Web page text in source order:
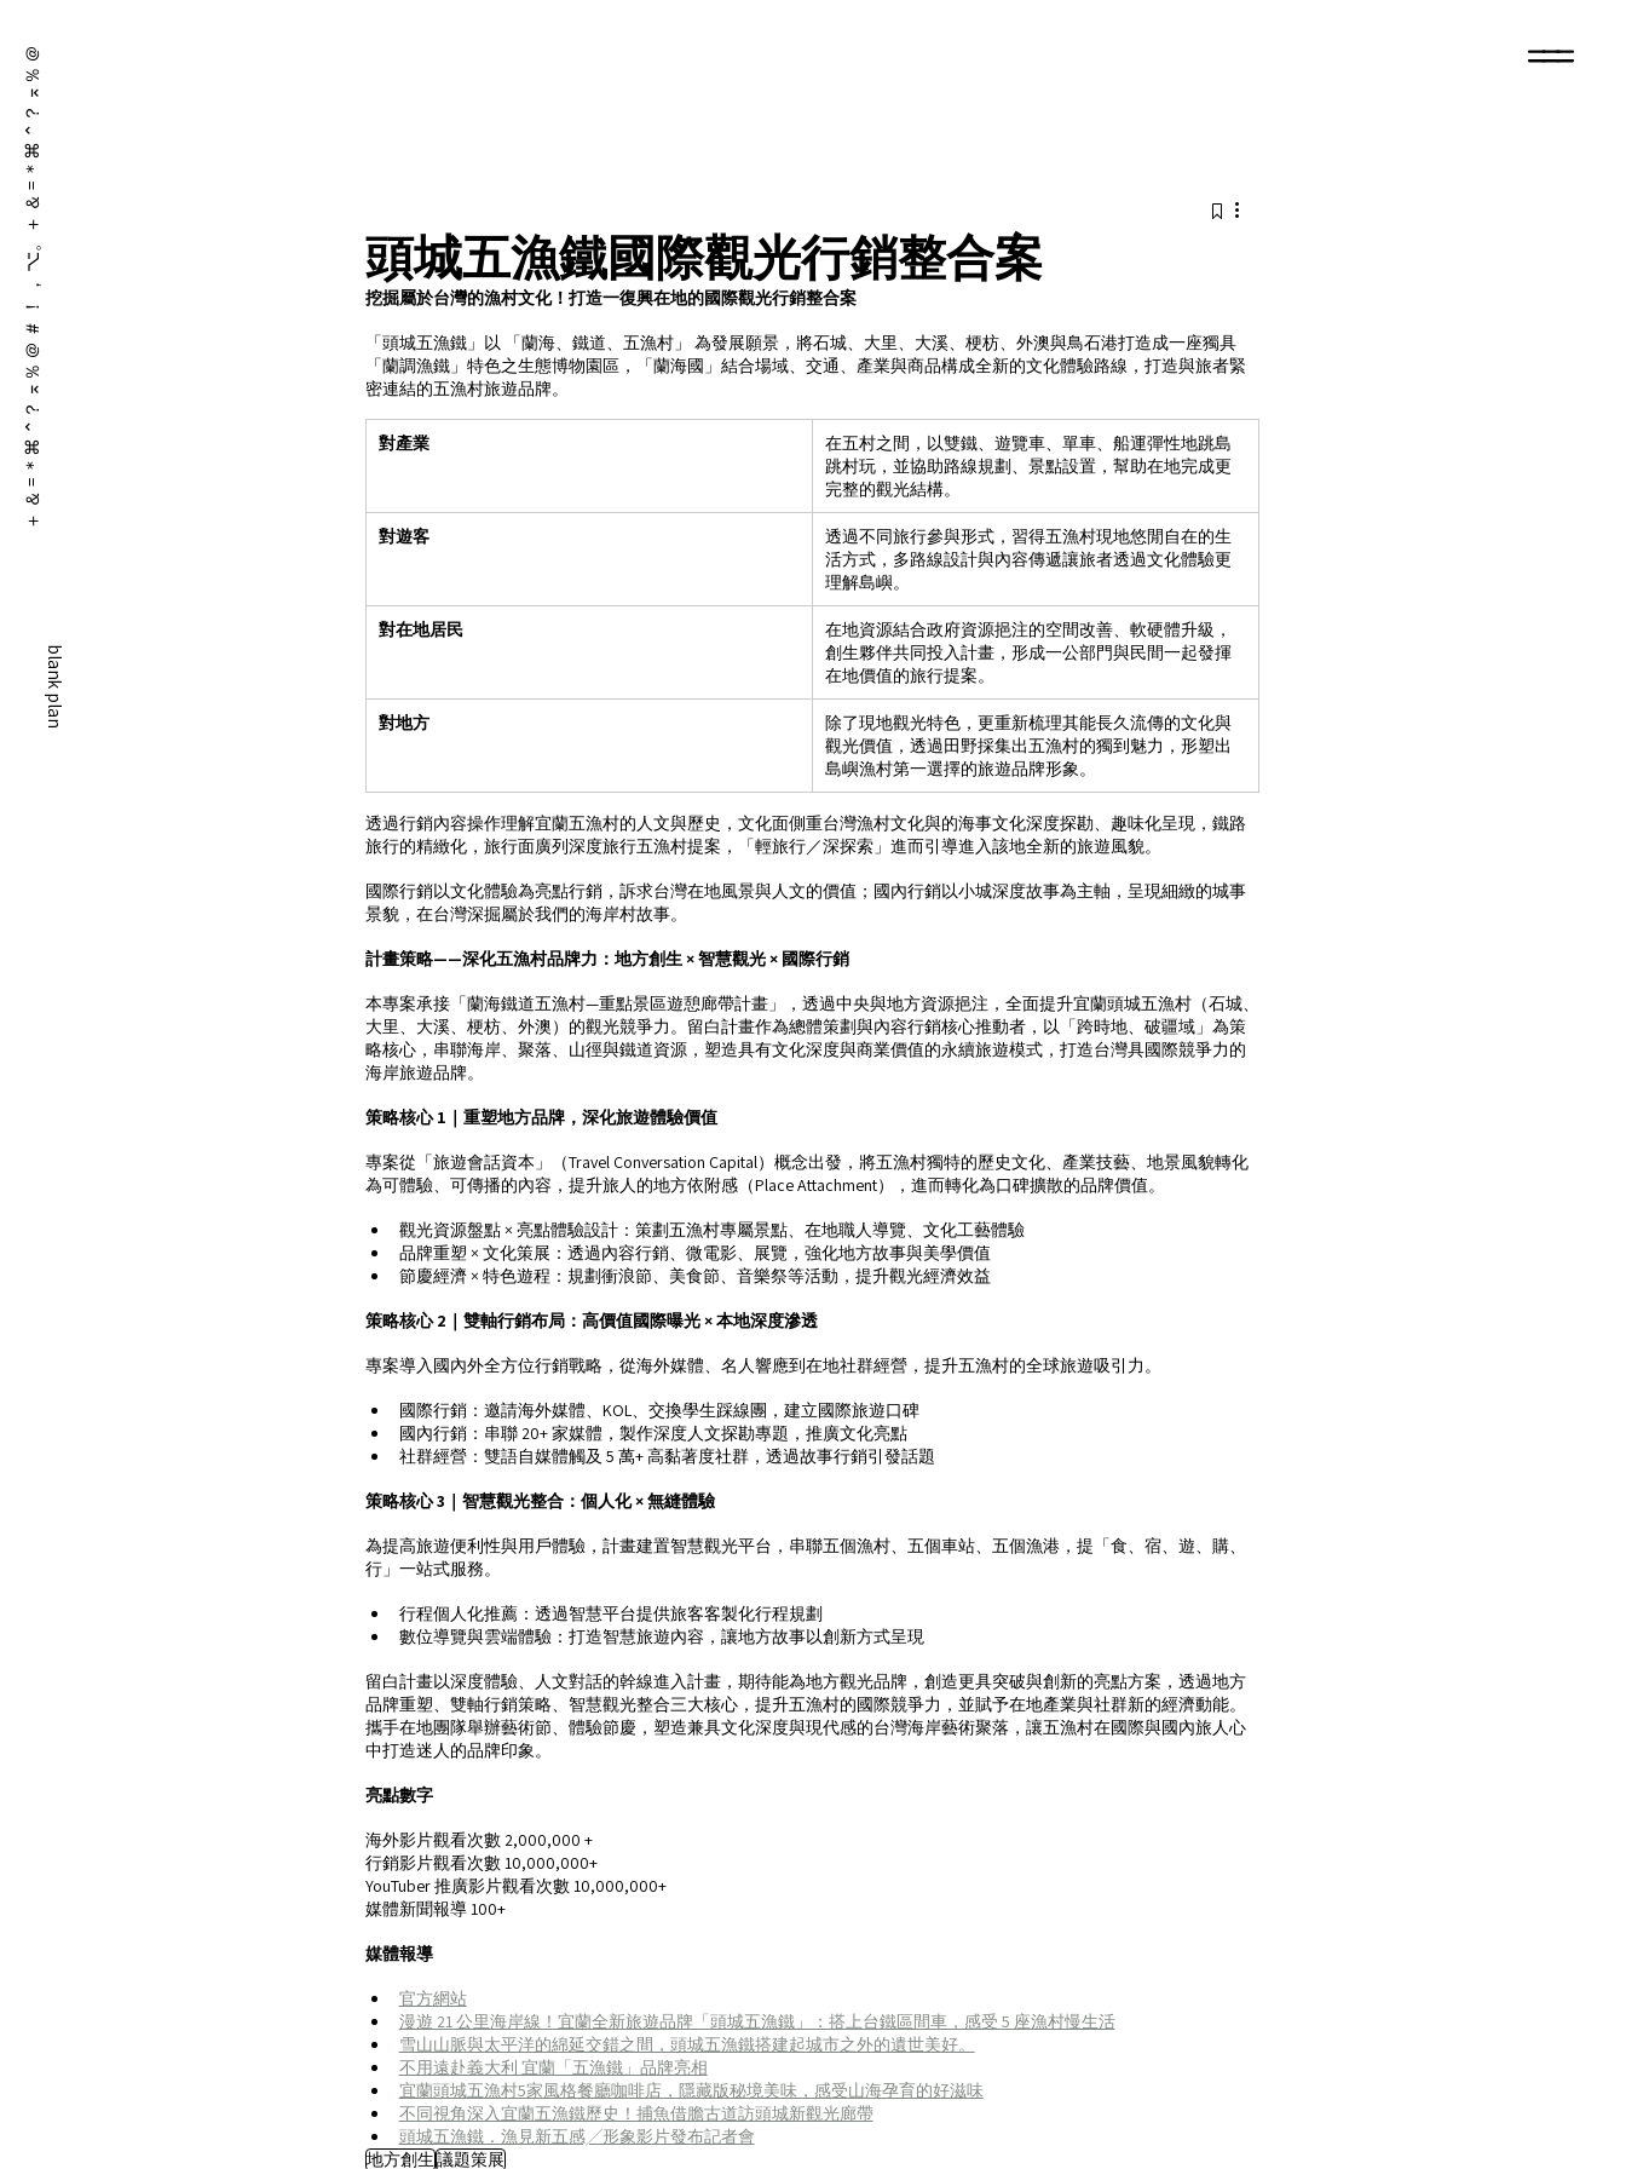
＋ ＆ = ＊⌘ ⌃？ ⌅％ ＠ ＃ ！ ， ⌥。＋ ＆ = ＊⌘ ⌃？ ⌅％ ＠ ＃ ！ ， ⌥。
blank plan
頭城五漁鐵國際觀光行銷整合案
挖掘屬於台灣的漁村文化！打造一復興在地的國際觀光行銷整合案
「頭城五漁鐵」以 「蘭海、鐵道、五漁村」 為發展願景，將石城、大里、大溪、梗枋、外澳與鳥石港打造成一座獨具
「蘭調漁鐵」特色之生態博物園區，「蘭海國」結合場域、交通、產業與商品構成全新的文化體驗路線，打造與旅者緊
密連結的五漁村旅遊品牌。
對產業
在五村之間，以雙鐵、遊覽車、單車、船運彈性地跳島
跳村玩，並協助路線規劃、景點設置，幫助在地完成更
完整的觀光結構。
對遊客
透過不同旅行參與形式，習得五漁村現地悠閒自在的生
活方式，多路線設計與內容傳遞讓旅者透過文化體驗更
理解島嶼。
對在地居民
在地資源結合政府資源挹注的空間改善、軟硬體升級，
創生夥伴共同投入計畫，形成一公部門與民間一起發揮
在地價值的旅行提案。
對地方
除了現地觀光特色，更重新梳理其能長久流傳的文化與
觀光價值，透過田野採集出五漁村的獨到魅力，形塑出
島嶼漁村第一選擇的旅遊品牌形象。
透過行銷內容操作理解宜蘭五漁村的人文與歷史，文化面側重台灣漁村文化與的海事文化深度探勘、趣味化呈現，鐵路
旅行的精緻化，旅行面廣列深度旅行五漁村提案，「輕旅行／深探索」進而引導進入該地全新的旅遊風貌。
國際行銷以文化體驗為亮點行銷，訴求台灣在地風景與人文的價值；國內行銷以小城深度故事為主軸，呈現細緻的城事
景貌，在台灣深掘屬於我們的海岸村故事。
計畫策略——深化五漁村品牌力：地方創生 × 智慧觀光 × 國際行銷
本專案承接「蘭海鐵道五漁村—重點景區遊憩廊帶計畫」，透過中央與地方資源挹注，全面提升宜蘭頭城五漁村（石城、
大里、大溪、梗枋、外澳）的觀光競爭力。留白計畫作為總體策劃與內容行銷核心推動者，以「跨時地、破疆域」為策
略核心，串聯海岸、聚落、山徑與鐵道資源，塑造具有文化深度與商業價值的永續旅遊模式，打造台灣具國際競爭力的
海岸旅遊品牌。
策略核心 1｜重塑地方品牌，深化旅遊體驗價值
專案從「旅遊會話資本」（Travel Conversation Capital）概念出發，將五漁村獨特的歷史文化、產業技藝、地景風貌轉化
為可體驗、可傳播的內容，提升旅人的地方依附感（Place Attachment），進而轉化為口碑擴散的品牌價值。
觀光資源盤點 × 亮點體驗設計：策劃五漁村專屬景點、在地職人導覽、文化工藝體驗
品牌重塑 × 文化策展：透過內容行銷、微電影、展覽，強化地方故事與美學價值
節慶經濟 × 特色遊程：規劃衝浪節、美食節、音樂祭等活動，提升觀光經濟效益
策略核心 2｜雙軸行銷布局：高價值國際曝光 × 本地深度滲透
專案導入國內外全方位行銷戰略，從海外媒體、名人響應到在地社群經營，提升五漁村的全球旅遊吸引力。
國際行銷：邀請海外媒體、KOL、交換學生踩線團，建立國際旅遊口碑
國內行銷：串聯 20+ 家媒體，製作深度人文探勘專題，推廣文化亮點
社群經營：雙語自媒體觸及 5 萬+ 高黏著度社群，透過故事行銷引發話題
策略核心 3｜智慧觀光整合：個人化 × 無縫體驗
為提高旅遊便利性與用戶體驗，計畫建置智慧觀光平台，串聯五個漁村、五個車站、五個漁港，提「食、宿、遊、購、
行」一站式服務。
行程個人化推薦：透過智慧平台提供旅客客製化行程規劃
數位導覽與雲端體驗：打造智慧旅遊內容，讓地方故事以創新方式呈現
留白計畫以深度體驗、人文對話的幹線進入計畫，期待能為地方觀光品牌，創造更具突破與創新的亮點方案，透過地方
品牌重塑、雙軸行銷策略、智慧觀光整合三大核心，提升五漁村的國際競爭力，並賦予在地產業與社群新的經濟動能。
攜手在地團隊舉辦藝術節、體驗節慶，塑造兼具文化深度與現代感的台灣海岸藝術聚落，讓五漁村在國際與國內旅人心
中打造迷人的品牌印象。
亮點數字
海外影片觀看次數 2,000,000 +
行銷影片觀看次數 10,000,000+
YouTuber 推廣影片觀看次數 10,000,000+
媒體新聞報導 100+
媒體報導
官方網站
漫遊 21 公里海岸線！宜蘭全新旅遊品牌「頭城五漁鐵」：搭上台鐵區間車，感受 5 座漁村慢生活
雪山山脈與太平洋的綿延交錯之間，頭城五漁鐵搭建起城市之外的遺世美好。
不用遠赴義大利 宜蘭「五漁鐵」品牌亮相
宜蘭頭城五漁村5家風格餐廳咖啡店，隱藏版秘境美味，感受山海孕育的好滋味
不同視角深入宜蘭五漁鐵歷史！捕魚借膽古道訪頭城新觀光廊帶
頭城五漁鐵．漁見新五感╱形象影片發布記者會
地方創生議題策展